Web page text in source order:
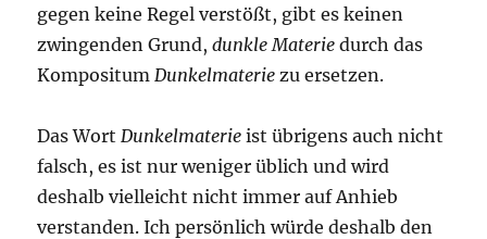
gegen keine Regel verstößt, gibt es keinen
zwingenden Grund,dunkle Materiedurch das
Kompositum Dunkelmaterie zu ersetzen.
Das Wort Dunkelmaterie ist übrigens auch nicht
falsch, es ist nur weniger üblich und wird
deshalb vielleicht nicht immer auf Anhieb
verstanden. Ich persönlich würde deshalb den